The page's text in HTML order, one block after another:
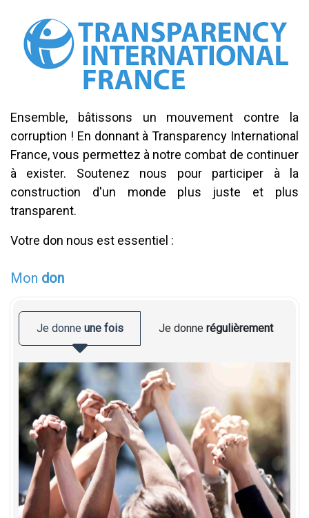
Ensemble, bâtissons un mouvement contre la
corruption ! En donnant à Transparency International
France, vous permettez à notre combat de continuer
à exister. Soutenez nous pour participer à la
construction d'un monde plus juste et plus
transparent.
Votre don nous est essentiel :
Mon don
Je donne une fois Je donne régulièrement